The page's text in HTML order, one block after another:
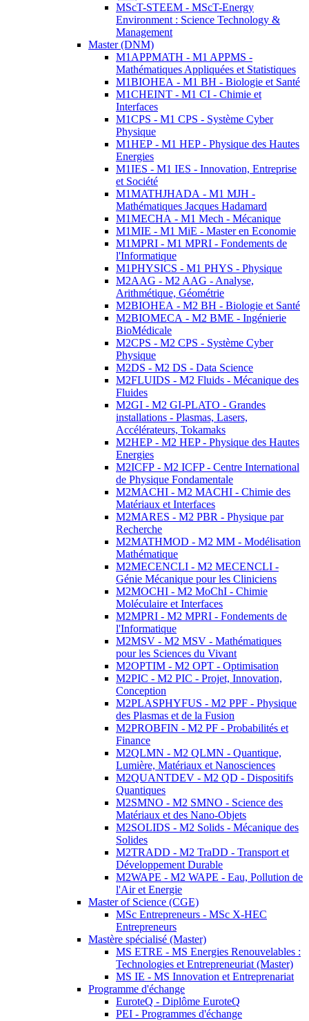
MScT-STEEM - MScT-Energy
Environment : Science Technology &
Management
Master (DNM)
M1APPMATH - M1 APPMS -
Mathématiques Appliquées et Statistiques
M1BIOHEA - M1 BH - Biologie et Santé
M1CHEINT - M1 CI - Chimie et
Interfaces
M1CPS - M1 CPS - Système Cyber
Physique
M1HEP - M1 HEP - Physique des Hautes
Energies
M1IES - M1 IES - Innovation, Entreprise
et Société
M1MATHJHADA - M1 MJH -
Mathématiques Jacques Hadamard
M1MECHA - M1 Mech - Mécanique
M1MIE - M1 MiE - Master en Economie
M1MPRI - M1 MPRI - Fondements de
l'Informatique
M1PHYSICS - M1 PHYS - Physique
M2AAG - M2 AAG - Analyse,
Arithmétique, Géométrie
M2BIOHEA - M2 BH - Biologie et Santé
M2BIOMECA - M2 BME - Ingénierie
BioMédicale
M2CPS - M2 CPS - Système Cyber
Physique
M2DS - M2 DS - Data Science
M2FLUIDS - M2 Fluids - Mécanique des
Fluides
M2GI - M2 GI-PLATO - Grandes
installations - Plasmas, Lasers,
Accélérateurs, Tokamaks
M2HEP - M2 HEP - Physique des Hautes
Energies
M2ICFP - M2 ICFP - Centre International
de Physique Fondamentale
M2MACHI - M2 MACHI - Chimie des
Matériaux et Interfaces
M2MARES - M2 PBR - Physique par
Recherche
M2MATHMOD - M2 MM - Modélisation
Mathématique
M2MECENCLI - M2 MECENCLI -
Génie Mécanique pour les Cliniciens
M2MOCHI - M2 MoChI - Chimie
Moléculaire et Interfaces
M2MPRI - M2 MPRI - Fondements de
l'Informatique
M2MSV - M2 MSV - Mathématiques
pour les Sciences du Vivant
M2OPTIM - M2 OPT - Optimisation
M2PIC - M2 PIC - Projet, Innovation,
Conception
M2PLASPHYFUS - M2 PPF - Physique
des Plasmas et de la Fusion
M2PROBFIN - M2 PF - Probabilités et
Finance
M2QLMN - M2 QLMN - Quantique,
Lumière, Matériaux et Nanosciences
M2QUANTDEV - M2 QD - Dispositifs
Quantiques
M2SMNO - M2 SMNO - Science des
Matériaux et des Nano-Objets
M2SOLIDS - M2 Solids - Mécanique des
Solides
M2TRADD - M2 TraDD - Transport et
Développement Durable
M2WAPE - M2 WAPE - Eau, Pollution de
l'Air et Energie
Master of Science (CGE)
MSc Entrepreneurs - MSc X-HEC
Entrepreneurs
Mastère spécialisé (Master)
MS ETRE - MS Energies Renouvelables :
Technologies et Entrepreneuriat (Master)
MS IE - MS Innovation et Entreprenariat
Programme d'échange
EuroteQ - Diplôme EuroteQ
PEI - Programmes d'échange